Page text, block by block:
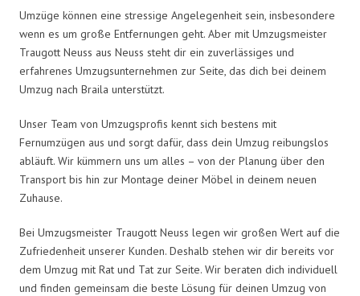
Umzüge können eine stressige Angelegenheit sein, insbesondere
wenn es um große Entfernungen geht. Aber mit Umzugsmeister
Traugott Neuss aus Neuss steht dir ein zuverlässiges und
erfahrenes Umzugsunternehmen zur Seite, das dich bei deinem
Umzug nach Braila unterstützt.
Unser Team von Umzugsprofis kennt sich bestens mit
Fernumzügen aus und sorgt dafür, dass dein Umzug reibungslos
abläuft. Wir kümmern uns um alles – von der Planung über den
Transport bis hin zur Montage deiner Möbel in deinem neuen
Zuhause.
Bei Umzugsmeister Traugott Neuss legen wir großen Wert auf die
Zufriedenheit unserer Kunden. Deshalb stehen wir dir bereits vor
dem Umzug mit Rat und Tat zur Seite. Wir beraten dich individuell
und finden gemeinsam die beste Lösung für deinen Umzug von